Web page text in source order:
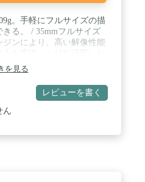
。手軽にフルサイズの描
る。 / 35mmフルサイズ
ンにより、高い解像性能
で静止画・動画を問わ
被写体を追い続ける。 /
かけ続ける人物/動物対応の
く被写体の瞳を高精度に捉
影可能。バリアングル液
を見る
レビューを書く
ん